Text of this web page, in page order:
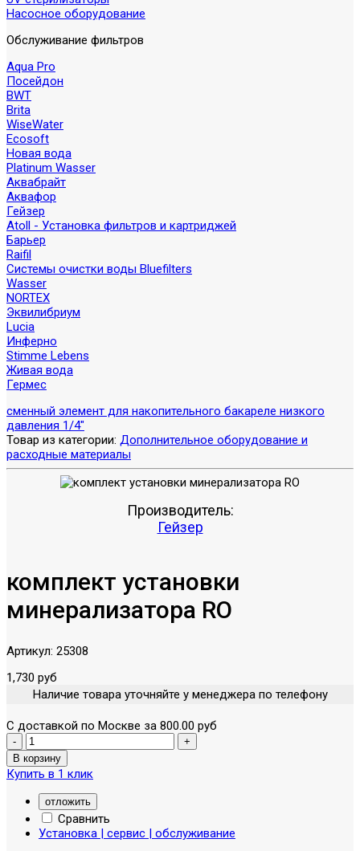
Насосное оборудование
Обслуживание фильтров
Aqua Pro
Посейдон
BWT
Brita
WiseWater
Ecosoft
Новая вода
Platinum Wasser
Аквабрайт
Аквафор
Гейзер
Atoll - Установка фильтров и картриджей
Барьер
Raifil
Системы очистки воды Bluefilters
Wasser
NORTEX
Эквилибриум
Lucia
Инферно
Stimme Lebens
Живая вода
Гермес
сменный элемент для накопительного бакареле низкого
давления 1/4"
Товар из категории: Дополнительное оборудование и
расходные материалы
Производитель:
Гейзер
комплект установки
минерализатора RO
Артикул: 25308
1,730 руб
Наличие товара уточняйте у менеджера по телефону
С доставкой по Москве за 800.00 руб
Купить в 1 клик
отложить
Сравнить
Установка | сервис | обслуживание